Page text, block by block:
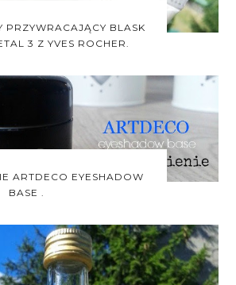
PRZYWRACAJĄCY BLASK
3 Z YVES ROCHER.
ARTDECO EYESHADOW
BASE .